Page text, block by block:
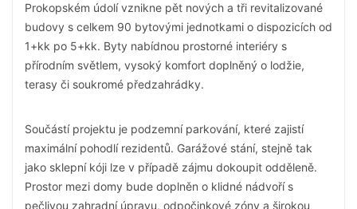
Prokopském údolí vznikne pět nových a tři revitalizované
budovy s celkem 90 bytovými jednotkami o dispozicích od
1+kk po 5+kk. Byty nabídnou prostorné interiéry s
přírodním světlem, vysoký komfort doplněný o lodžie,
terasy či soukromé předzahrádky.
Součástí projektu je podzemní parkování, které zajistí
maximální pohodlí rezidentů. Garážové stání, stejně tak
jako sklepní kóji lze v případě zájmu dokoupit odděleně.
Prostor mezi domy bude doplněn o klidné nádvoří s
pečlivou zahradní úpravu, odpočinkové zóny a širokou